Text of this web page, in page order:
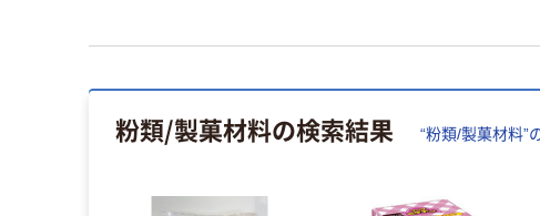
粉類/製菓材料の検索結果 “粉類/製菓材料”